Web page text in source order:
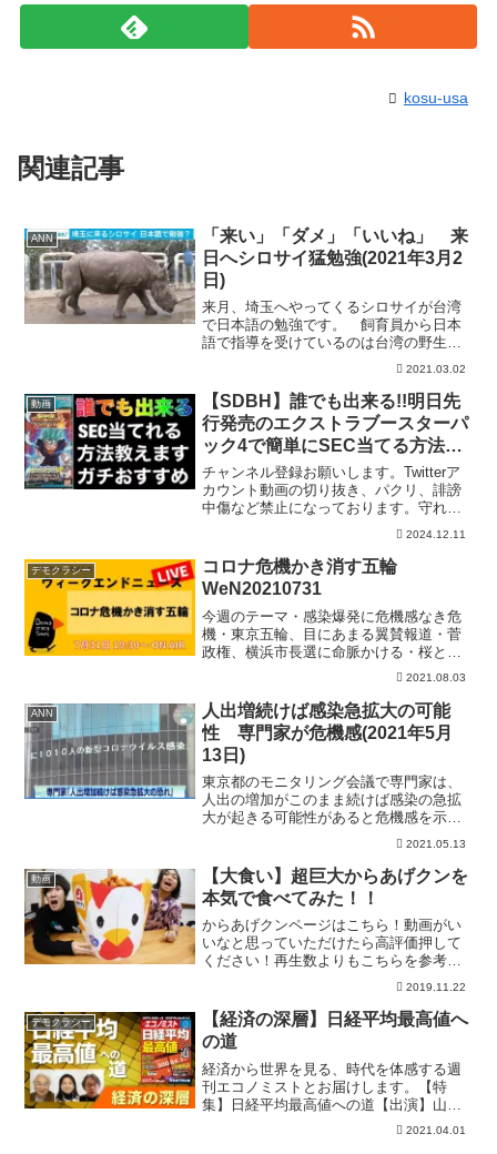
kosu-usa
関連記事
ANN
「来い」「ダメ」「いいね」 来
日へシロサイ猛勉強(2021年3月2
日)
来月、埼玉へやってくるシロサイが台湾
で日本語の勉強です。 飼育員から日本
語で指導を受けているのは台湾の野生動
物園で飼育されているシロサイの雌、
「アイマ」です。 アイマは繁殖のた
め、来月、埼玉県の東武動物公園に輸送
されます。 飼育員は日本での...
2021.03.02
動画
【SDBH】誰でも出来る!!明日先
行発売のエクストラブースターパ
ック4で簡単にSEC当てる方法教
えます【スーパードラゴンボール
ヒーローズ】
チャンネル登録お願いします。Twitterア
カウント動画の切り抜き、パクリ、誹謗
中傷など禁止になっております。守れな
い方は残念ですが、警察に被害届の提出
も考えております。ビッグバンミッショ
ン最新情報ーーーーーーーーーーーー
【SDBH】無謀....
2024.12.11
デモクラシー
コロナ危機かき消す五輪
WeN20210731
今週のテーマ・感染爆発に危機感なき危
機・東京五輪、目にあまる翼賛報道・菅
政権、横浜市長選に命脈かける・桜と安
倍、再び捜査・津島訴訟判決 忘れられ
者・ライター） 池田 香代子さん
（ドイツ文学者、翻...
2021.08.03
ANN
人出増続けば感染急拡大の可能
性 専門家が危機感(2021年5月
13日)
東京都のモニタリング会議で専門家は、
人出の増加がこのまま続けば感染の急拡
大が起きる可能性があると危機感を示し
ました。 新規感染者の直近7日間の平均
は12日時点で前の週の約109％にあたる
840人となり、緊急事態宣言の発出から2
週間以上経って...
2021.05.13
動画
【大食い】超巨大からあげクンを
本気で食べてみた！！
からあげクンページはこちら！動画がい
いなと思っていただけたら高評価押して
ください！再生数よりもこちらを参考に
して動画を作りたい！！そして少しでも
面白いなと思っていただけたらぜひ【チ
ャンネル登録】お願いします！４年間１
度も休まず毎日投稿してお...
2019.11.22
デモクラシー
【経済の深層】日経平均最高値へ
の道
経済から世界を見る、時代を体感する週
刊エコノミストとお届けします。【特
集】日経平均最高値への道【出演】山田
厚史、叶内文子、藤枝克治(週刊エコノミ
スト編集長)、稲留正英(週刊エコノミスト
2021.04.01